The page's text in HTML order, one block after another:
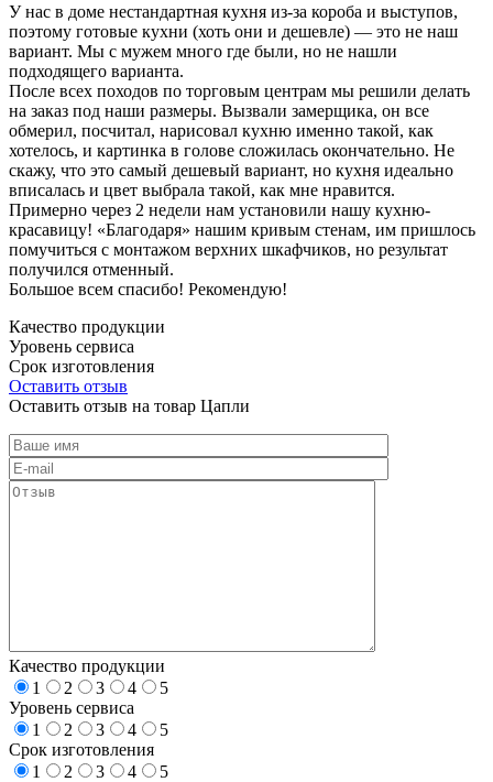
У нас в доме нестандартная кухня из-за короба и выступов,
поэтому готовые кухни (хоть они и дешевле) — это не наш
вариант. Мы с мужем много где были, но не нашли
подходящего варианта.
После всех походов по торговым центрам мы решили делать
на заказ под наши размеры. Вызвали замерщика, он все
обмерил, посчитал, нарисовал кухню именно такой, как
хотелось, и картинка в голове сложилась окончательно. Не
скажу, что это самый дешевый вариант, но кухня идеально
вписалась и цвет выбрала такой, как мне нравится.
Примерно через 2 недели нам установили нашу кухню-
красавицу! «Благодаря» нашим кривым стенам, им пришлось
помучиться с монтажом верхних шкафчиков, но результат
получился отменный.
Большое всем спасибо! Рекомендую!
Качество продукции
Уровень сервиса
Срок изготовления
Оставить отзыв
Оставить отзыв на товар Цапли
Качество продукции
1
2 3 4
5
Уровень сервиса
1
2 3 4
5
Срок изготовления
1
2 3 4
5